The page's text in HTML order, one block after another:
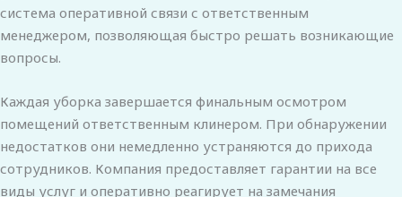
система оперативной связи с ответственным
менеджером, позволяющая быстро решать возникающие
вопросы.
Каждая уборка завершается финальным осмотром
помещений ответственным клинером. При обнаружении
недостатков они немедленно устраняются до прихода
сотрудников. Компания предоставляет гарантии на все
виды услуг и оперативно реагирует на замечания